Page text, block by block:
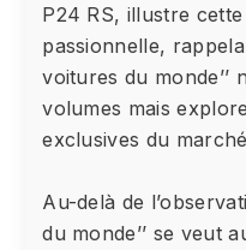
P24 RS, illustre
passionnelle,
voitures du monde’’
volumes mais
exclusives du
Au-delà de
du monde’’ se veut